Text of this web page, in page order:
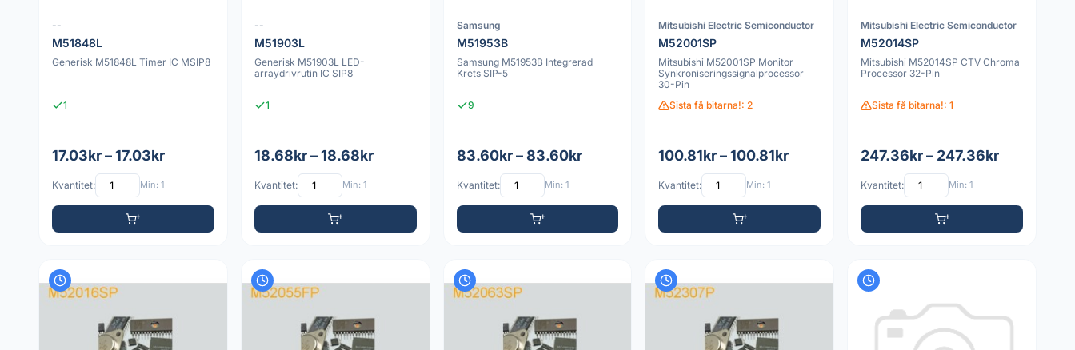
--
M51848L
Generisk M51848L Timer IC MSIP8
1
17.03kr – 17.03kr
Kvantitet: Min: 1
--
M51903L
Generisk M51903L LED-
arraydrivrutin IC SIP8
1
18.68kr – 18.68kr
Kvantitet: Min: 1
Samsung
M51953B
Samsung M51953B Integrerad
Krets SIP-5
9
83.60kr – 83.60kr
Kvantitet: Min: 1
Mitsubishi Electric Semiconductor
M52001SP
Mitsubishi M52001SP Monitor
Synkroniseringssignalprocessor
30-Pin
Sista få bitarna!: 2
100.81kr – 100.81kr
Kvantitet: Min: 1
Mitsubishi Electric Semiconductor
M52014SP
Mitsubishi M52014SP CTV Chroma
Processor 32-Pin
Sista få bitarna!: 1
247.36kr – 247.36kr
Kvantitet: Min: 1